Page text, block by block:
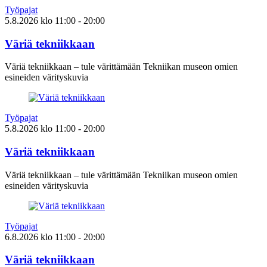
Työpajat
5.8.2026 klo 11:00 - 20:00
Väriä tekniikkaan
Väriä tekniikkaan – tule värittämään Tekniikan museon omien
esineiden värityskuvia
Työpajat
5.8.2026 klo 11:00 - 20:00
Väriä tekniikkaan
Väriä tekniikkaan – tule värittämään Tekniikan museon omien
esineiden värityskuvia
Työpajat
6.8.2026 klo 11:00 - 20:00
Väriä tekniikkaan